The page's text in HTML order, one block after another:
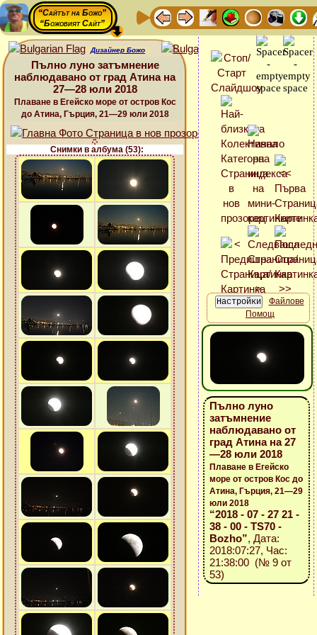
“Сайтът на Божо”
“Божовият Сайт”
Дизайнер Божо
Пълно луно затъмнение
наблюдавано от град Атина на
27—28 юли 2018
Плаване в Егейско море от остров Кос
до Атина, Гърция, 21—29 юли 2018
Снимки в албума (53):
Файлове
Помощ
Пълно луно
затъмнение
наблюдавано от
град Атина на 27
—28 юли 2018
Плаване в Егейско
море от остров Кос до
Атина, Гърция, 21—29
юли 2018
“2018 - 07 - 27 21 -
38 - 00 - TS70 -
Bozho”, Дата:
2018:07:27, Час:
21:38:00 (№ 9 от
53)